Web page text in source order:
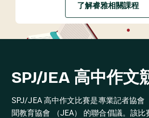
了解睿雅相關課程
SPJ/JEA 高中作文
SPJ/JEA 高中作文比賽是專業記者協會
聞教育協會 （JEA） 的聯合倡議。該比